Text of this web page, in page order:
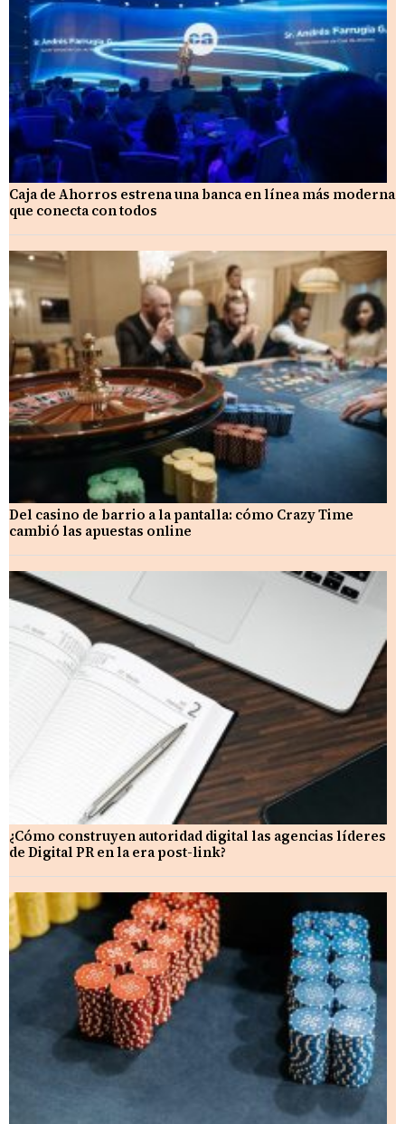
Caja de Ahorros estrena una banca en línea más moderna
que conecta con todos
Del casino de barrio a la pantalla: cómo Crazy Time
cambió las apuestas online
¿Cómo construyen autoridad digital las agencias líderes
de Digital PR en la era post-link?